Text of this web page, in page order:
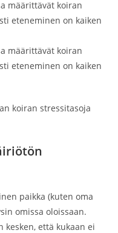
määrittävät koiran
eteneminen on kaiken
määrittävät koiran
eteneminen on kaiken
koiran stressitasoja
paikka (kuten oma
omissa oloissaan.
kesken, että kukaan ei